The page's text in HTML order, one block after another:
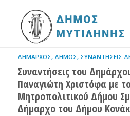
ΔΉΜΑΡΧΟΣ, ΔΉΜΟΣ, ΣΥΝΑΝΤΉΣΕΙΣ
Συναντήσεις του
Παναγιώτη Χριστόφα με
Μητροπολιτικού Δήμου
Δήμαρχο του Δήμου Κονάκ